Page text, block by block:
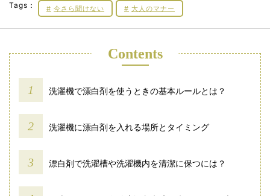
Tags： 今さら聞けない 大人のマナー
Contents
洗濯機で漂白剤を使うときの基本ルールとは？
洗濯機に漂白剤を入れる場所とタイミング
漂白剤で洗濯槽や洗濯機内を清潔に保つには？